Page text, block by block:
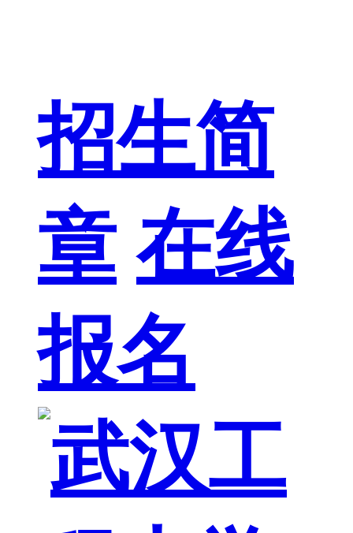
招生简
章 在线
报名